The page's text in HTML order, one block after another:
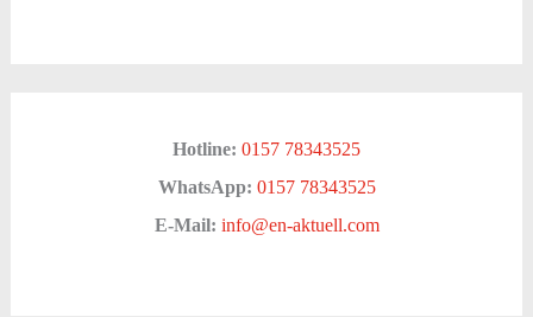
Hotline: 0157 78343525
WhatsApp: 0157 78343525
E-Mail: info@en-aktuell.com